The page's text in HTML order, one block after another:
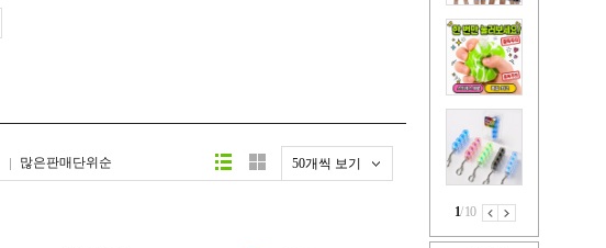
1/10
많은판매단위순 50개씩 보기